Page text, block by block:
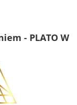
- PLATO W